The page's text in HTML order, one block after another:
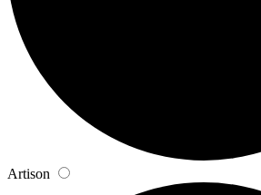
Artison